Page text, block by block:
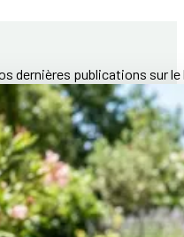
dernières publications sur le